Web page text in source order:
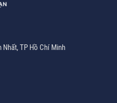
Nhất, TP Hồ Chí Minh